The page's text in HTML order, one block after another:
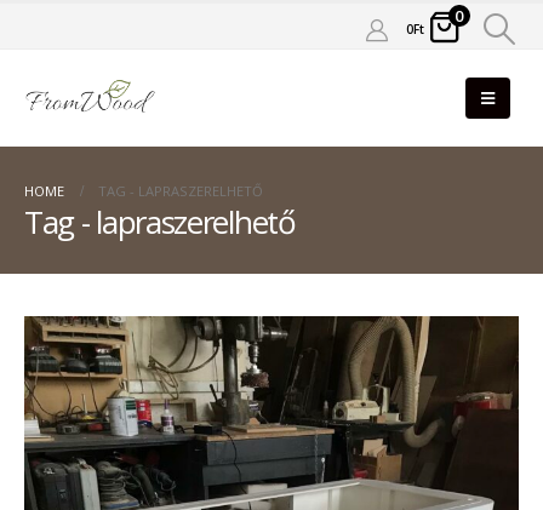
0Ft
0
HOME TAG - LAPRASZERELHETŐ
Tag - lapraszerelhető